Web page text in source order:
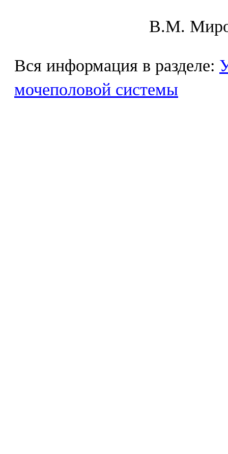
В.М.
Вся информация в разделе:
мочеполовой системы